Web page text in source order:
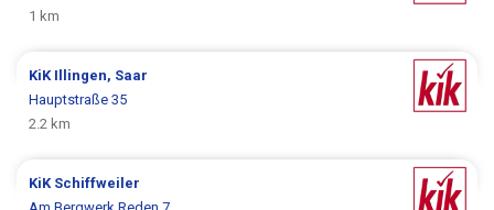
1 km
KiK Illingen, Saar
Hauptstraße 35
2.2 km
KiK Schiffweiler